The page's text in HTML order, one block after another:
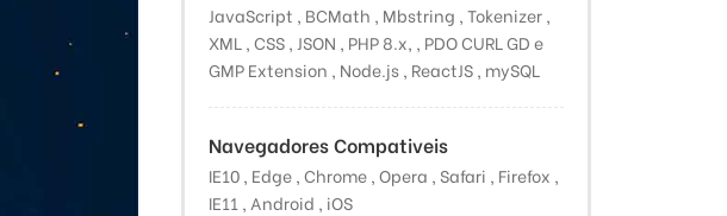
JavaScript , BCMath , Mbstring , Tokenizer ,
XML , CSS , JSON , PHP 8.x, , PDO CURL GD e
GMP Extension , Node.js , ReactJS , mySQL
Navegadores Compativeis
IE10 , Edge , Chrome , Opera , Safari , Firefox ,
IE11 , Android , iOS